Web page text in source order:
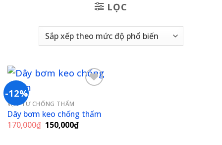
LỌC
-12%
Add to
wishlist
VẬT TƯ CHỐNG THẤM
Dây bơm keo chống thấm
170,000₫ Giá
gốc
150,000₫Giá